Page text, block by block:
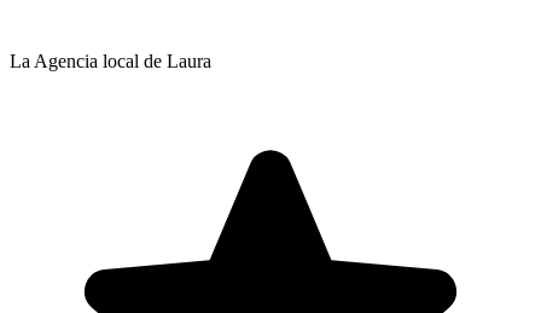
La Agencia local de Laura